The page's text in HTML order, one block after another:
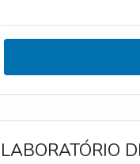
cada vez mais espaço e
de garantir a qualidade
LABORATÓRIO